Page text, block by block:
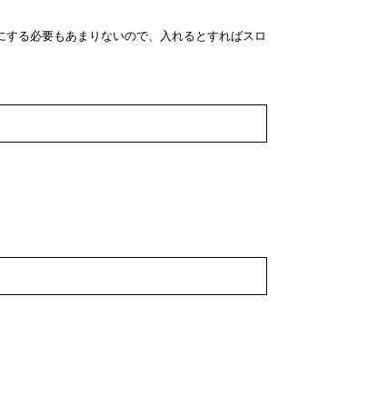
る必要もあまりないので、入れるとすればスロ